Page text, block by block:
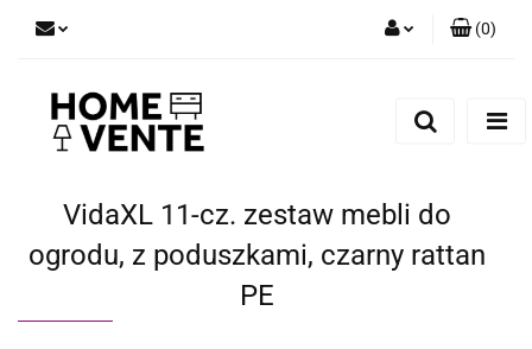
(0)
VidaXL 11-cz. zestaw mebli do
ogrodu, z poduszkami, czarny rattan
PE